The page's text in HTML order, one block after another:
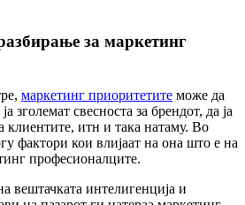
за маркетинг
маркетинг приоритетите може да
зголемат свесноста за брендот, да ја
клиентите, итн и така натаму. Во
фактори кои влијаат на она што е на
професионалците.
вештачката интелигенција и